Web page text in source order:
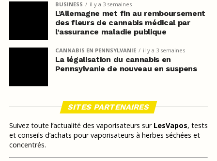
BUSINESS il y a 3 semaines
L’Allemagne met fin au remboursement
des fleurs de cannabis médical par
l’assurance maladie publique
CANNABIS EN PENNSYLVANIE il y a 3 semaines
La légalisation du cannabis en
Pennsylvanie de nouveau en suspens
SITES PARTENAIRES
Suivez toute l’actualité des vaporisateurs sur LesVapos, tests
et conseils d’achats pour vaporisateurs à herbes séchées et
concentrés.